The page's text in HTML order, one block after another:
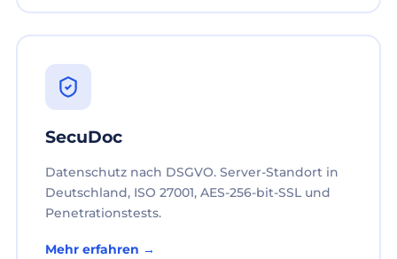
SecuDoc
Datenschutz nach DSGVO. Server-Standort in
Deutschland, ISO 27001, AES-256-bit-SSL und
Penetrationstests.
Mehr erfahren →